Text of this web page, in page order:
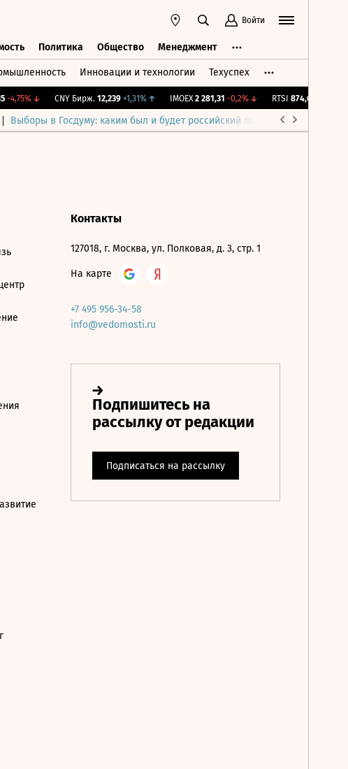
Войти
Политика Общество Менеджмент
Инновации и технологии Техуспех
-4,75%↓ CNY Бирж. 12,239 +1,31%↑ IMOEX 2 281,31 -0,2%↓ RTSI 874,64
Выборы в Госдуму: каким был и будет российский парламент
Контакты
127018, г. Москва, ул. Полковая, д. 3, стр. 1
На карте
+7 495 956-34-58
info@vedomosti.ru